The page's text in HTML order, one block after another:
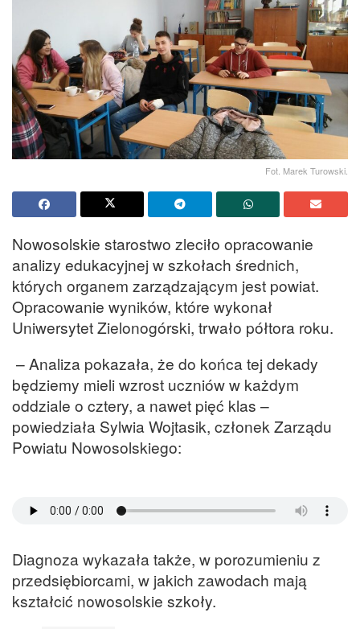
Fot. Marek Turowski.
Nowosolskie starostwo zleciło opracowanie
analizy edukacyjnej w szkołach średnich,
których organem zarządzającym jest powiat.
Opracowanie wyników, które wykonał
Uniwersytet Zielonogórski, trwało półtora roku.
– Analiza pokazała, że do końca tej dekady
będziemy mieli wzrost uczniów w każdym
oddziale o cztery, a nawet pięć klas –
powiedziała Sylwia Wojtasik, członek Zarządu
Powiatu Nowosolskiego:
Diagnoza wykazała także, w porozumieniu z
przedsiębiorcami, w jakich zawodach mają
kształcić nowosolskie szkoły.